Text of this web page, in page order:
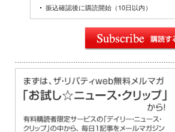
振込確認後に購読開始（10日以内）